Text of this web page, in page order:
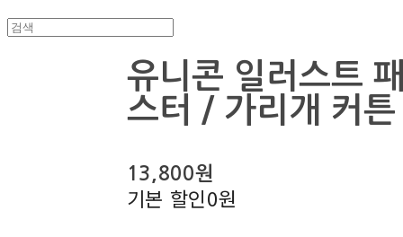
유니콘 일러스트
스터 / 가리개 커튼
13,800원
기본 할인0원